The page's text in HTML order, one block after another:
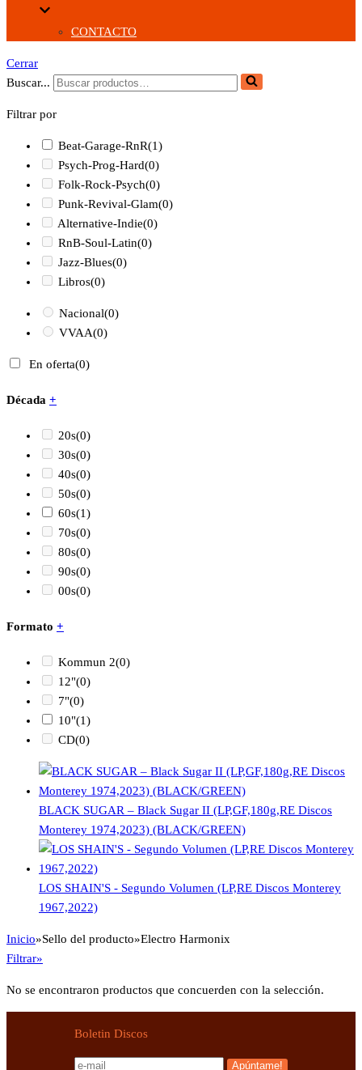
CONTACTO
Cerrar
Buscar...
Filtrar por
Beat-Garage-RnR(1)
Psych-Prog-Hard(0)
Folk-Rock-Psych(0)
Punk-Revival-Glam(0)
Alternative-Indie(0)
RnB-Soul-Latin(0)
Jazz-Blues(0)
Libros(0)
Nacional(0)
VVAA(0)
En oferta(0)
Década +
20s(0)
30s(0)
40s(0)
50s(0)
60s(1)
70s(0)
80s(0)
90s(0)
00s(0)
Formato +
Kommun 2(0)
12"(0)
7"(0)
10"(1)
CD(0)
BLACK SUGAR – Black Sugar II (LP,GF,180g,RE Discos
Monterey 1974,2023) (BLACK/GREEN)
LOS SHAIN'S - Segundo Volumen (LP,RE Discos Monterey
1967,2022)
Inicio»Sello del producto»Electro Harmonix
Filtrar»
No se encontraron productos que concuerden con la selección.
Boletin Discos